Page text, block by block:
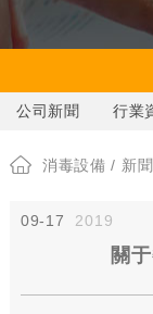
公司新聞 行業
消毒設備 / 新
09-17 2019
關